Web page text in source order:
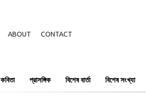
ABOUT CONTACT
কবিতা প্রাসঙ্গিক বিশেষ বার্তা বিশেষ সংখ্যা